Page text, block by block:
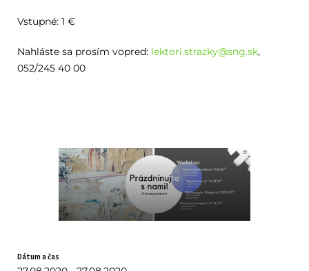
Vstupné: 1 €
Nahláste sa prosím vopred: lektori.strazky@sng.sk,
052/245 40 00
Dátum a čas